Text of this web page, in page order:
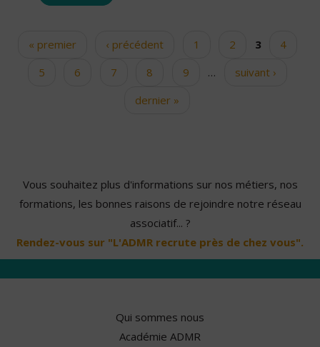
Pages« premier ‹ précédent 1 2 3
4
5
6 7 8 9 …
suivant ›
dernier »
Vous souhaitez plus d'informations sur nos métiers, nos
formations, les bonnes raisons de rejoindre notre réseau
associatif... ?
Rendez-vous sur "L'ADMR recrute près de chez vous".
Qui sommes nous
Académie ADMR